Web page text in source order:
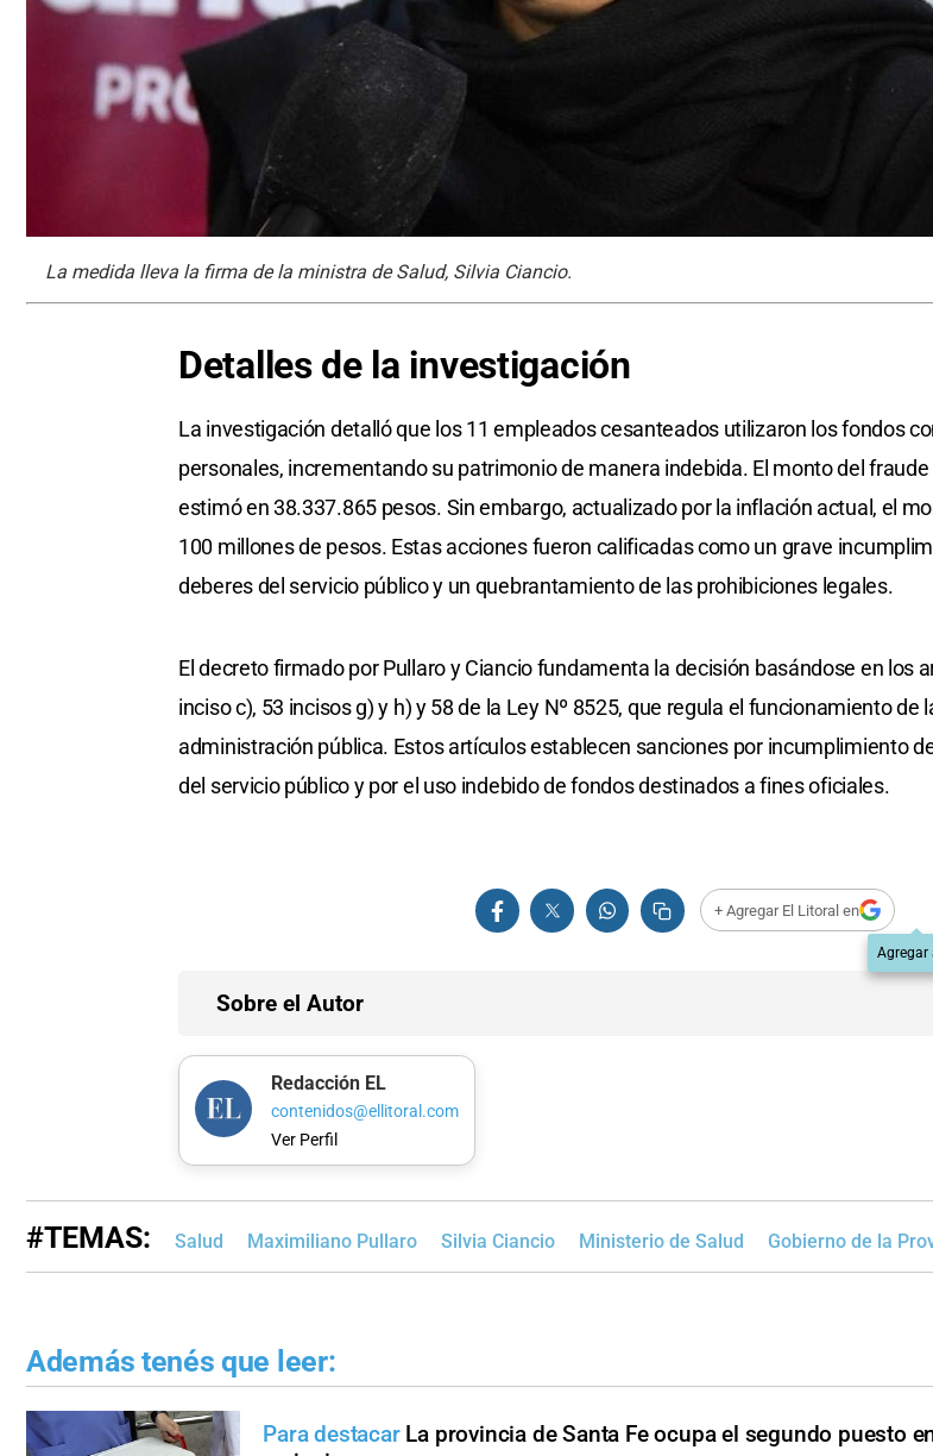
La medida lleva la firma de la ministra de Salud, Silvia Ciancio.
Detalles de la investigación
La investigación detalló que los 11 empleados cesanteados utilizaron los fondos
personales, incrementando su patrimonio de manera indebida. El monto del fraude
estimó en 38.337.865 pesos. Sin embargo, actualizado por la inflación actual, el
100 millones de pesos. Estas acciones fueron calificadas como un grave
deberes del servicio público y un quebrantamiento de las prohibiciones legales.
El decreto firmado por Pullaro y Ciancio fundamenta la decisión basándose en los
inciso c), 53 incisos g) y h) y 58 de la Ley Nº 8525, que regula el funcionamiento de
administración pública. Estos artículos establecen sanciones por incumplimiento
del servicio público y por el uso indebido de fondos destinados a fines oficiales.
+ Agregar El Litoral en
Agregar
Sobre el Autor
Redacción EL
contenidos@ellitoral.com
Ver Perfil
#TEMAS: Salud Maximiliano Pullaro Silvia Ciancio Ministerio de Salud Gobierno de la
Además tenés que leer:
Para destacar La provincia de Santa Fe ocupa el segundo puesto